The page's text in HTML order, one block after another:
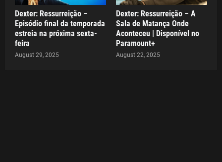
Dexter: Ressurreição –
Episódio final da temporada
estreia na próxima sexta-
feira
August 29, 2025
Dexter: Ressurreição – A
Sala de Matança Onde
Aconteceu | Disponível no
Paramount+
August 22, 2025